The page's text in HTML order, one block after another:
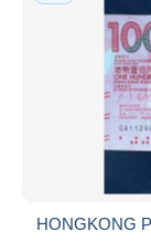
HONGKONG